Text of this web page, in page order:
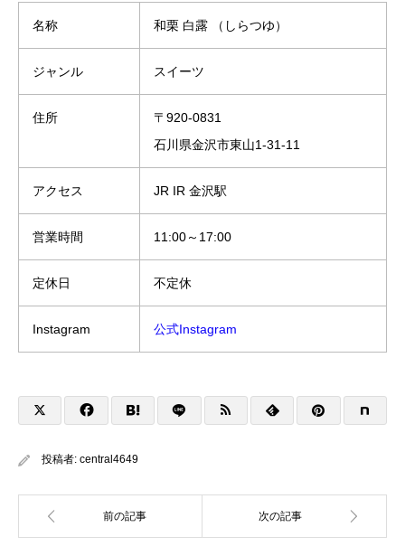
名称 和栗 白露 （しらつゆ）
ジャンル スイーツ
住所
〒920-0831
石川県金沢市東山1-31-11
アクセス JR IR 金沢駅
営業時間 11:00～17:00
定休日 不定休
Instagram 公式Instagram
投稿者: central4649